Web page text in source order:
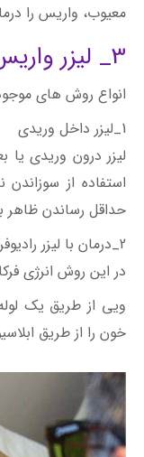
معیوب، واریس را
3_ لیزر واریس پا
انواع روش های
1_لیزر داخل وریدی
لیزر درون وریدی یا
استفاده از
حداقل رساندن ظاهر
2_درمان با لیزر رادیوفرکانسی (RFA)
در این روش انرژی
ویی از طریق یک
خون را از طریق